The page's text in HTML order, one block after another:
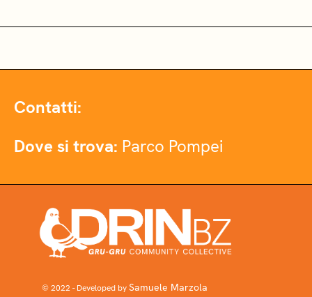
Contatti:
Dove si trova: Parco Pompei
© 2022 - Developed bySamuele Marzola